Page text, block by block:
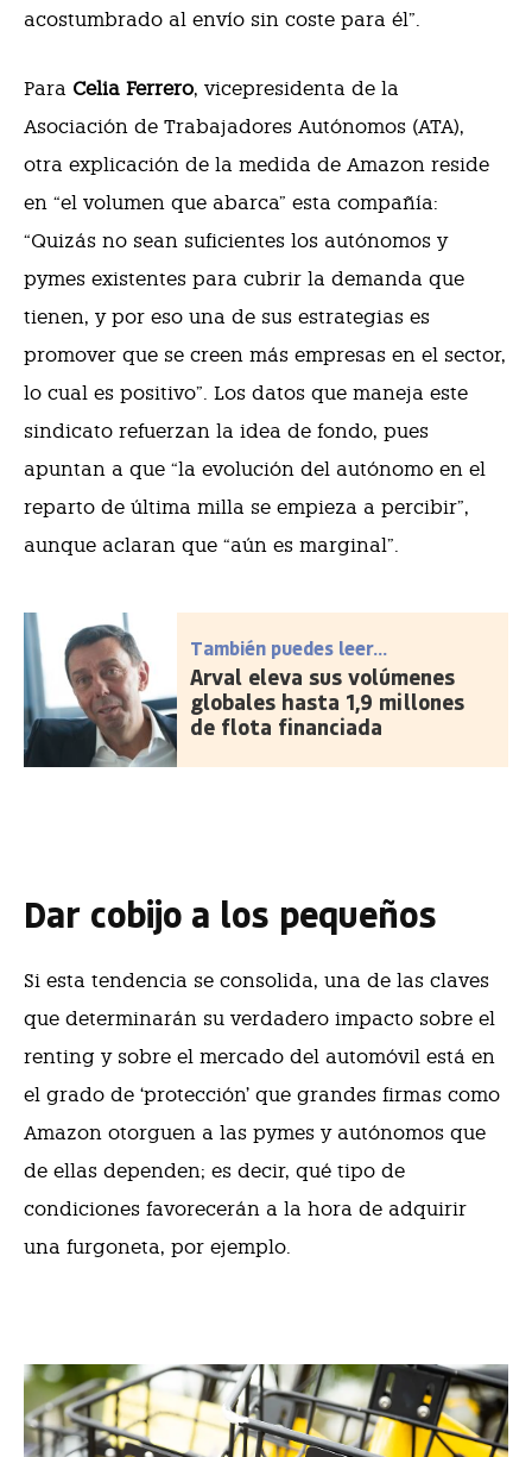
acostumbrado al envío sin coste para él”.
Para Celia Ferrero, vicepresidenta de la
Asociación de Trabajadores Autónomos (ATA),
otra explicación de la medida de Amazon reside
en “el volumen que abarca” esta compañía:
“Quizás no sean suficientes los autónomos y
pymes existentes para cubrir la demanda que
tienen, y por eso una de sus estrategias es
promover que se creen más empresas en el sector,
lo cual es positivo”. Los datos que maneja este
sindicato refuerzan la idea de fondo, pues
apuntan a que “la evolución del autónomo en el
reparto de última milla se empieza a percibir”,
aunque aclaran que “aún es marginal”.
También puedes leer...
Arval eleva sus volúmenes
globales hasta 1,9 millones
de flota financiada
Dar cobijo a los pequeños
Si esta tendencia se consolida, una de las claves
que determinarán su verdadero impacto sobre el
renting y sobre el mercado del automóvil está en
el grado de ‘protección’ que grandes firmas como
Amazon otorguen a las pymes y autónomos que
de ellas dependen; es decir, qué tipo de
condiciones favorecerán a la hora de adquirir
una furgoneta, por ejemplo.